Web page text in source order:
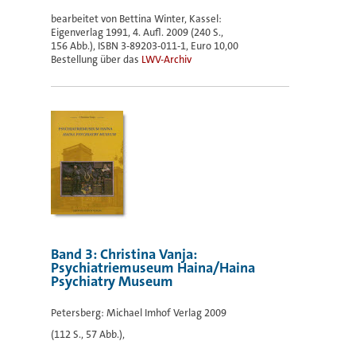
bearbeitet von Bettina Winter, Kassel:
Eigenverlag 1991, 4. Aufl. 2009 (240 S.,
156 Abb.), ISBN 3-89203-011-1, Euro 10,00
Bestellung über das LWV-Archiv
Band 3: Christina Vanja:
Psychiatriemuseum Haina/Haina
Psychiatry Museum
Petersberg: Michael Imhof Verlag 2009
(112 S., 57 Abb.),